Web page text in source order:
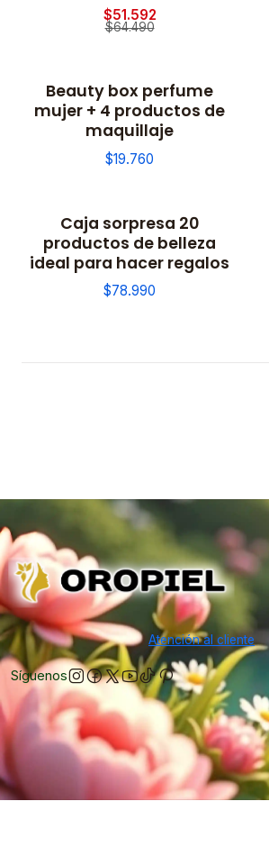
$51.592
$64.490
Beauty box perfume
mujer + 4 productos de
maquillaje
$19.760
Caja sorpresa 20
productos de belleza
ideal para hacer regalos
$78.990
Atención al cliente
Síguenos